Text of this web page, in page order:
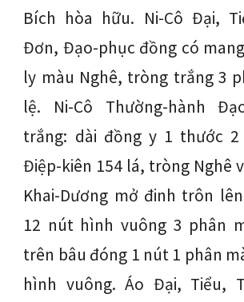
Bích hòa hữu. Ni-Cô Đại,
Đơn, Đạo-phục đồng có
ly màu Nghê, tròng trắng 3
lệ. Ni-Cô Thường-hành
trắng: dài đồng y 1 thước
Điệp-kiên 154 lá, tròng Nghê
Khai-Dương mở đinh trôn
12 nút hình vuông 3 phân
trên bâu đóng 1 nút 1 phân
hình vuông. Áo Đại, Tiểu,